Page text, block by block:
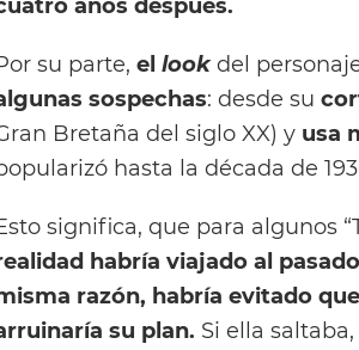
años después.
su parte, el lookdel
sospechas: desde su
Bretaña del siglo XX) y usa
hasta la década de
significa, que para algunos
habría viajado al
razón, habría evitado
su plan. Si ella